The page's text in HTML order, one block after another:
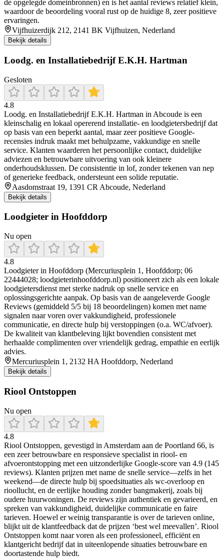
de opgelegde domeinbronnen) en is het aantal reviews relatief klein,
waardoor de beoordeling vooral rust op de huidige 8, zeer positieve
ervaringen.
Vijfhuizerdijk 212, 2141 BK Vijfhuizen, Nederland
Bekijk details
Loodg. en Installatiebedrijf E.K.H. Hartman
Gesloten
4.8
Loodg. en Installatiebedrijf E.K.H. Hartman in Abcoude is een
kleinschalig en lokaal opererend installatie- en loodgietersbedrijf dat
op basis van een beperkt aantal, maar zeer positieve Google-
recensies indruk maakt met behulpzame, vakkundige en snelle
service. Klanten waarderen het persoonlijke contact, duidelijke
adviezen en betrouwbare uitvoering van ook kleinere
onderhoudsklussen. De consistentie in lof, zonder tekenen van nep
of generieke feedback, ondersteunt een solide reputatie.
Aasdomstraat 19, 1391 CR Abcoude, Nederland
Bekijk details
Loodgieter in Hoofddorp
Nu open
4.8
Loodgieter in Hoofddorp (Mercuriusplein 1, Hoofddorp; 06
22444028; loodgieterinhoofddorp.nl) positioneert zich als een lokale
loodgietersdienst met sterke nadruk op snelle service en
oplossingsgerichte aanpak. Op basis van de aangeleverde Google
Reviews (gemiddeld 5/5 bij 18 beoordelingen) komen met name
signalen naar voren over vakkundigheid, professionele
communicatie, en directe hulp bij verstoppingen (o.a. WC/afvoer).
De kwaliteit van klantbeleving lijkt bovendien consistent met
herhaalde complimenten over vriendelijk gedrag, empathie en eerlijk
advies.
Mercuriusplein 1, 2132 HA Hoofddorp, Nederland
Bekijk details
Riool Ontstoppen
Nu open
4.8
Riool Ontstoppen, gevestigd in Amsterdam aan de Poortland 66, is
een zeer betrouwbare en responsieve specialist in riool- en
afvoerontstopping met een uitzonderlijke Google-score van 4.9 (145
reviews). Klanten prijzen met name de snelle service—zelfs in het
weekend—de directe hulp bij spoedsituaties als wc-overloop en
rioollucht, en de eerlijke houding zonder bangmakerij, zoals bij
oudere huurwoningen. De reviews zijn authentiek en gevarieerd, en
spreken van vakkundigheid, duidelijke communicatie en faire
tarieven. Hoewel er weinig transparantie is over de tarieven online,
blijkt uit de klantfeedback dat de prijzen ‘best wel meevallen’. Riool
Ontstoppen komt naar voren als een professioneel, efficiënt en
klantgericht bedrijf dat in uiteenlopende situaties betrouwbare en
doortastende hulp biedt.